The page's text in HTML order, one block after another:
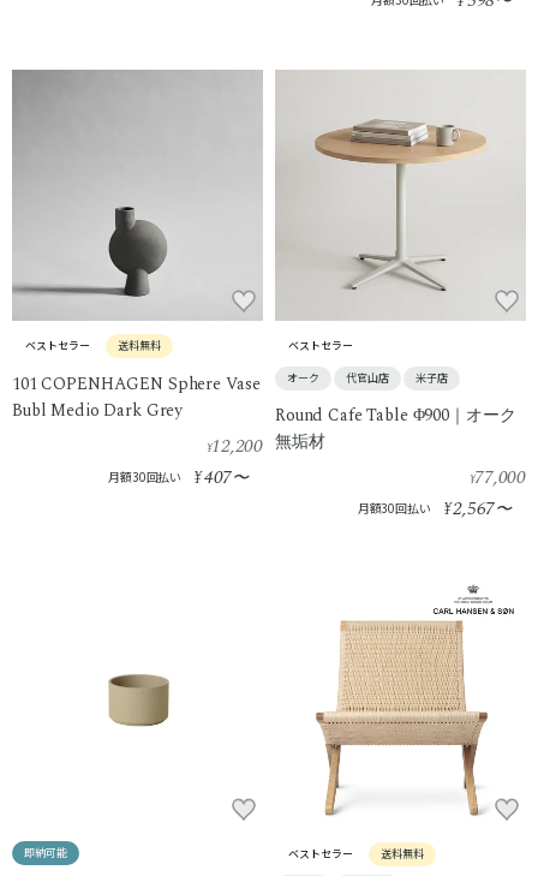
ベストセラー 送料無料
101 COPENHAGEN Sphere Vase
Bubl Medio Dark Grey
¥12,200
月額30回払い ¥407〜
ベストセラー
オーク 代官山店 米子店
Round Cafe Table Φ900｜オーク
無垢材
¥77,000
月額30回払い ¥2,567〜
即納可能 ベストセラー 送料無料